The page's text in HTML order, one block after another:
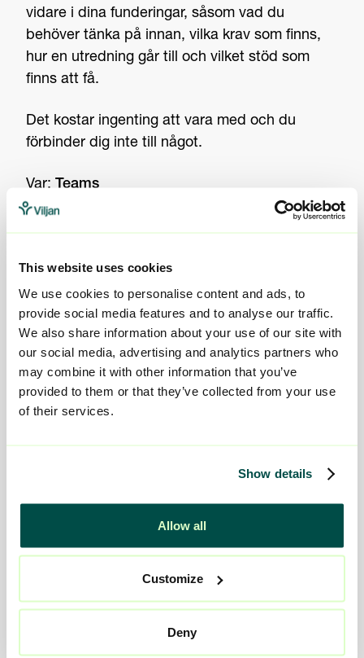
This website uses cookies
We use cookies to personalise content and ads, to
provide social media features and to analyse our traffic.
We also share information about your use of our site with
our social media, advertising and analytics partners who
may combine it with other information that you’ve
provided to them or that they’ve collected from your use
of their services.
Show details
Allow all
Customize
Deny
vidare i dina funderingar, såsom vad du
behöver tänka på innan, vilka krav som finns,
hur en utredning går till och vilket stöd som
finns att få.
Det kostar ingenting att vara med och du
förbinder dig inte till något.
Var: Teams
När:Torsdag 22 maj kl 16-17
öppen.
Vid frågor kontaktaanna-
lena.eriksson@viljan.se.
Telefon:010-161 54 52
E-mail:kontakt@viljan.se
Våra tjänster